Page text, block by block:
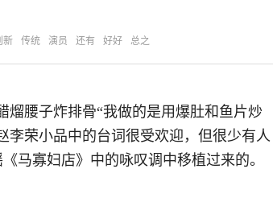
新 传统 演员 还有 好好 总之
熘腰子炸排骨“我做的是用爆肚和鱼片炒
荣小品中的台词很受欢迎，但很少有人
马寡妇店》中的咏叹调中移植过来的。